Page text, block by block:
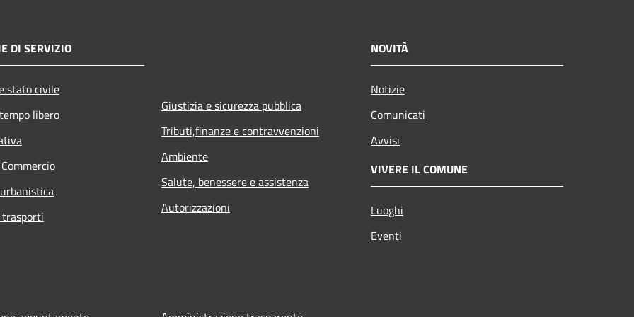
DI SERVIZIO
stato civile
libero
Giustizia e sicurezza pubblica
Tributi,finanze e contravvenzioni
Ambiente
Salute, benessere e assistenza
Autorizzazioni
NOVITÀ
Notizie
Comunicati
Avvisi
VIVERE IL COMUNE
Luoghi
Eventi